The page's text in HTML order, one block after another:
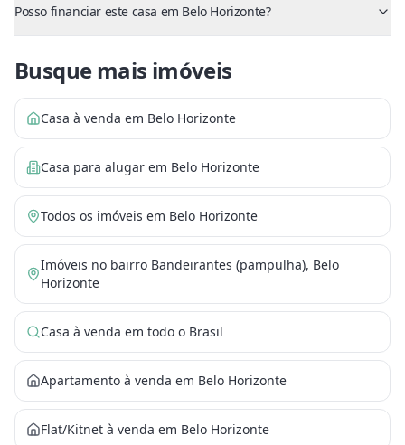
Posso financiar este casa em Belo Horizonte?
Busque mais imóveis
Casa à venda em Belo Horizonte
Casa para alugar em Belo Horizonte
Todos os imóveis em Belo Horizonte
Imóveis no bairro Bandeirantes (pampulha), Belo
Horizonte
Casa à venda em todo o Brasil
Apartamento à venda em Belo Horizonte
Flat/Kitnet à venda em Belo Horizonte